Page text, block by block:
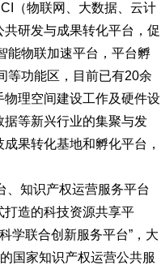
（物联网、大数据、云计
研发与成果转化平台，促
能物联加速平台，平台孵
等功能区，目前已有20余
理空间建设工作及硬件设
等新兴行业的集聚与发
果转化基地和孵化平台，
、知识产权运营服务平台
造的科技资源共享平
学联合创新服务平台”，大
国家知识产权运营公共服